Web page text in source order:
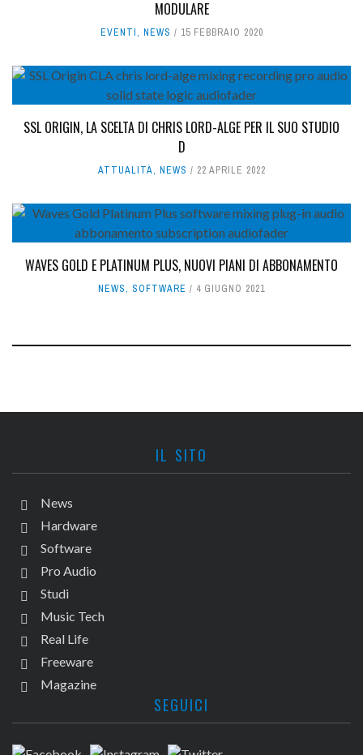
MODULARE
EVENTI, NEWS 15 FEBBRAIO 2020
SSL ORIGIN, LA SCELTA DI CHRIS LORD-ALGE PER IL SUO STUDIO
D
ATTUALITÀ, NEWS 22 APRILE 2022
WAVES GOLD E PLATINUM PLUS, NUOVI PIANI DI ABBONAMENTO
NEWS, SOFTWARE 4 GIUGNO 2021
IL SITO
News
Hardware
Software
Pro Audio
Studi
Music Tech
Real Life
Freeware
Magazine
SEGUICI